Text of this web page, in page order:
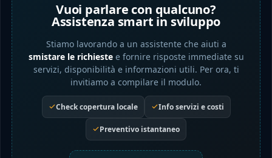
Vuoi parlare con qualcuno?
Assistenza smart in sviluppo
Stiamo lavorando a un assistente che aiuti a
smistare le richiestee fornire risposte immediate su
servizi, disponibilità e informazioni utili. Per ora, ti
invitiamo a compilare il modulo.
Check copertura locale Info servizi e costi
Preventivo istantaneo